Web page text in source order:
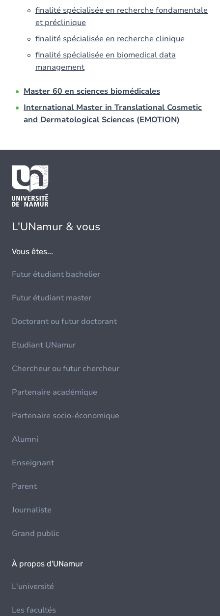
finalité spécialisée en recherche fondamentale
et préclinique
finalité spécialisée en recherche clinique
finalité spécialisée en biomedical data
management
Master 60 en sciences biomédicales
International Master in Translational Cosmetic
and Dermatological Sciences (EMOTION)
L'UNamur & vous
Vous êtes...
Futur étudiant bachelier
Futur étudiant master
Doctorant ou futur doctorant
Etudiant UNamur
Chercheur ou futur chercheur
Partenaire académique
Partenaire socio-économique
Alumni
Enseignant
Parent
Journaliste
Grand public
À propos d'UNamur
L'université
Les facultés